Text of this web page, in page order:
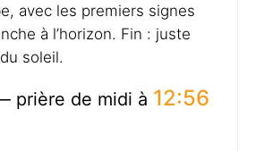
avec les premiers signes
à l’horizon. Fin : juste
soleil.
prière de midi à 12:56